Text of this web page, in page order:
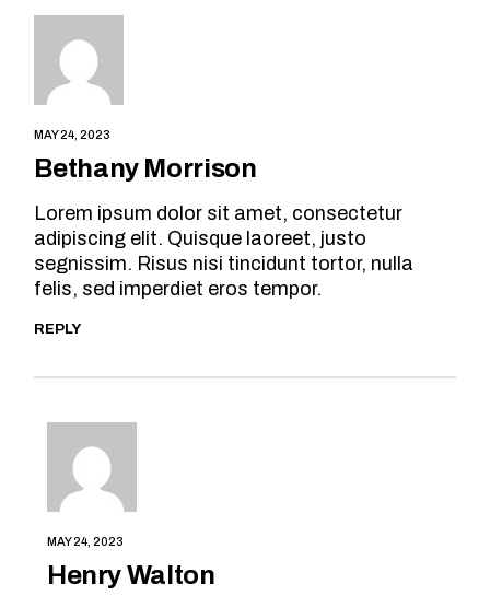
MAY 24, 2023
Bethany Morrison
Lorem ipsum dolor sit amet, consectetur
adipiscing elit. Quisque laoreet, justo
segnissim. Risus nisi tincidunt tortor, nulla
felis, sed imperdiet eros tempor.
REPLY
MAY 24, 2023
Henry Walton